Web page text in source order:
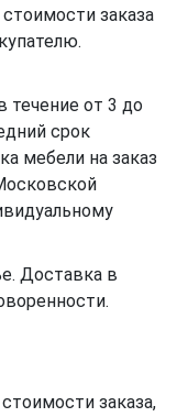
заказа
течение от 3 до
срок
мебели на заказ
Доставка в
заказа,